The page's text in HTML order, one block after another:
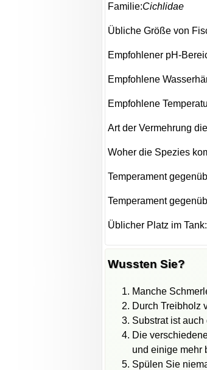
Familie:Cichlidae
Übliche Größe von
Empfohlener pH-
Empfohlene
Empfohlene
Art der Vermehrung
Woher die Spezies
Temperament
Temperament
Üblicher Platz im
Wussten Sie?
Manche
Durch Treibholz
Substrat ist
Die
und einige mehr
Spülen Sie